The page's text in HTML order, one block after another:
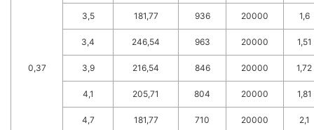
0,37
3,5 181,77 936 20000 1,6
3,4 246,54 963 20000 1,51
3,9 216,54 846 20000 1,72
4,1 205,71 804 20000 1,81
4,7 181,77 710 20000 2,1